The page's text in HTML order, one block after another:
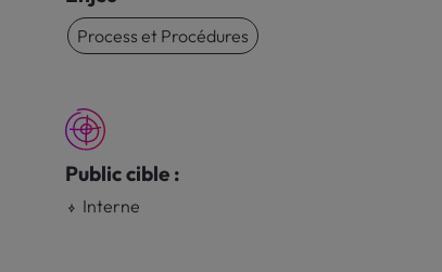
Process et Procédures
Public cible :
Interne